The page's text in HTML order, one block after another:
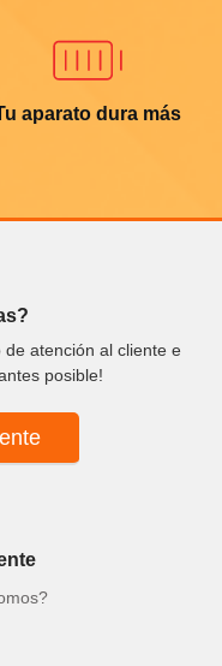
aparato dura más
atención al cliente e
posible!